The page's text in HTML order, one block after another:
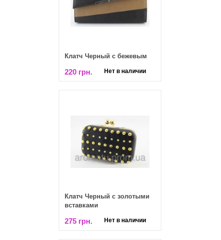
Клатч Черный с бежевым
220 грн. Нет в наличии
Клатч Черный с золотыми
вставками
275 грн. Нет в наличии